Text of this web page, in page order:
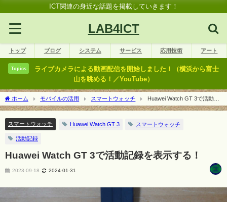
ICT関連の身近な話題を掲載していきます！
LAB4ICT
トップ ブログ システム サービス 応用技術 アート
Topics
ライブカメラによる動画配信を開始しました！（横浜から富士
山を眺める！／YouTube）
ホーム モバイルの活用 スマートウォッチ
Huawei Watch GT 3で活動記
録を表示する！
スマートウォッチ Huawei Watch GT 3 スマートウォッチ
活動記録
Huawei Watch GT 3で活動記録を表示する！
2023-09-18 2024-01-31